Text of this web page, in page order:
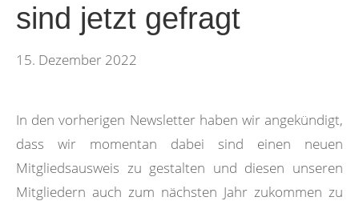
sind jetzt gefragt
15. Dezember 2022
In den vorherigen Newsletter haben wir angekündigt,
dass wir momentan dabei sind einen neuen
Mitgliedsausweis zu gestalten und diesen unseren
Mitgliedern auch zum nächsten Jahr zukommen zu